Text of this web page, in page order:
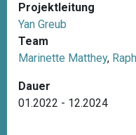
i
g
a
t
i
n
Projektleitung
Yan Greub
Team
Marinette Matthey,
Dauer
01.2022 - 12.2024